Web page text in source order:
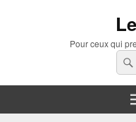
Pour ceux qui